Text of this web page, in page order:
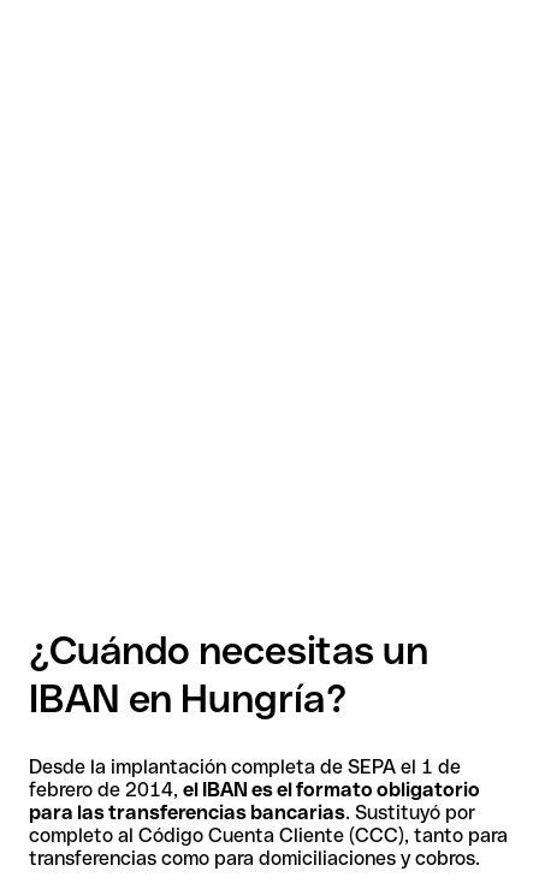
¿Cuándo necesitas un
IBAN en Hungría?
Desde la implantación completa de SEPA el 1 de
febrero de 2014, el IBAN es el formato obligatorio
para las transferencias bancarias. Sustituyó por
completo al Código Cuenta Cliente (CCC), tanto para
transferencias como para domiciliaciones y cobros.